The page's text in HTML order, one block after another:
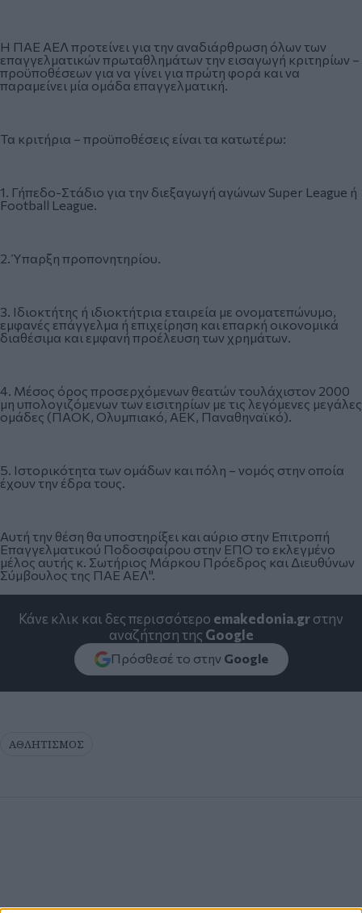
Η ΠΑΕ ΑΕΛ προτείνει για την αναδιάρθρωση όλων των
επαγγελματικών πρωταθλημάτων την εισαγωγή κριτηρίων –
προϋποθέσεων για να γίνει για πρώτη φορά και να
παραμείνει μία ομάδα επαγγελματική.
Τα κριτήρια – προϋποθέσεις είναι τα κατωτέρω:
1. Γήπεδο-Στάδιο για την διεξαγωγή αγώνων Super League ή
Football League.
2. Ύπαρξη προπονητηρίου.
3. Ιδιοκτήτης ή ιδιοκτήτρια εταιρεία με ονοματεπώνυμο,
εμφανές επάγγελμα ή επιχείρηση και επαρκή οικονομικά
διαθέσιμα και εμφανή προέλευση των χρημάτων.
4. Μέσος όρος προσερχόμενων θεατών τουλάχιστον 2000
μη υπολογιζόμενων των εισιτηρίων με τις λεγόμενες μεγάλες
ομάδες (ΠΑΟΚ, Ολυμπιακό, ΑΕΚ, Παναθηναϊκό).
5. Ιστορικότητα των ομάδων και πόλη – νομός στην οποία
έχουν την έδρα τους.
Αυτή την θέση θα υποστηρίξει και αύριο στην Επιτροπή
Επαγγελματικού Ποδοσφαίρου στην ΕΠΟ το εκλεγμένο
μέλος αυτής κ. Σωτήριος Μάρκου Πρόεδρος και Διευθύνων
Σύμβουλος της ΠΑΕ ΑΕΛ".
Κάνε κλικ και δες περισσότερο emakedonia.grστην
αναζήτηση της Google
Πρόσθεσέ το στην Google
ΑΘΛΗΤΙΣΜΟΣ